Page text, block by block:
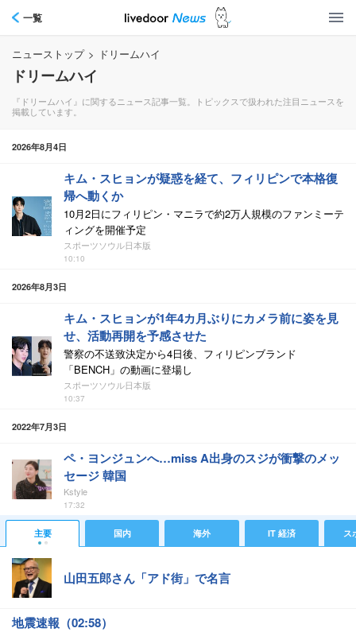
一覧
ニューストップ > ドリームハイ
ドリームハイ
『ドリームハイ』に関するニュース記事一覧。トピックスで扱われた注目ニュースを
掲載しています。
2026年8月4日
キム・スヒョンが疑惑を経て、フィリピンで本格復
帰へ動くか
10月2日にフィリピン・マニラで約2万人規模のファンミーテ
ィングを開催予定
スポーツソウル日本版
10:10
2026年8月3日
キム・スヒョンが1年4カ月ぶりにカメラ前に姿を見
せ、活動再開を予感させた
警察の不送致決定から4日後、フィリピンブランド
「BENCH」の動画に登場し
スポーツソウル日本版
10:37
2022年7月3日
ペ・ヨンジュンへ…miss A出身のスジが衝撃のメッ
セージ 韓国
Kstyle
17:32
主要 国内 海外 IT 経済 ス
山田五郎さん「アド街」で名言
地震速報（02:58）